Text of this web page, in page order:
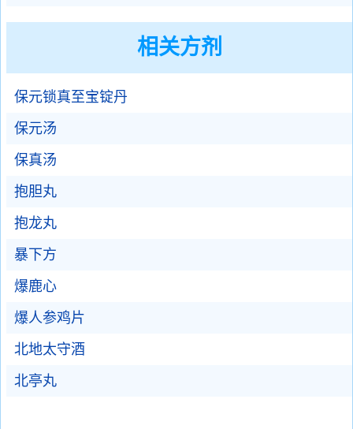
相关方剂
保元锁真至宝锭丹
保元汤
保真汤
抱胆丸
抱龙丸
暴下方
爆鹿心
爆人参鸡片
北地太守酒
北亭丸